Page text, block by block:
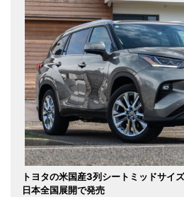
トヨタの米国産3列シートミッドサイ
日本全国展開で発売